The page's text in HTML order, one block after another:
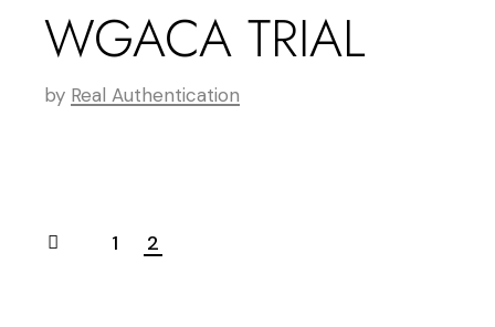
WGACA TRIAL
by Real Authentication
1 2